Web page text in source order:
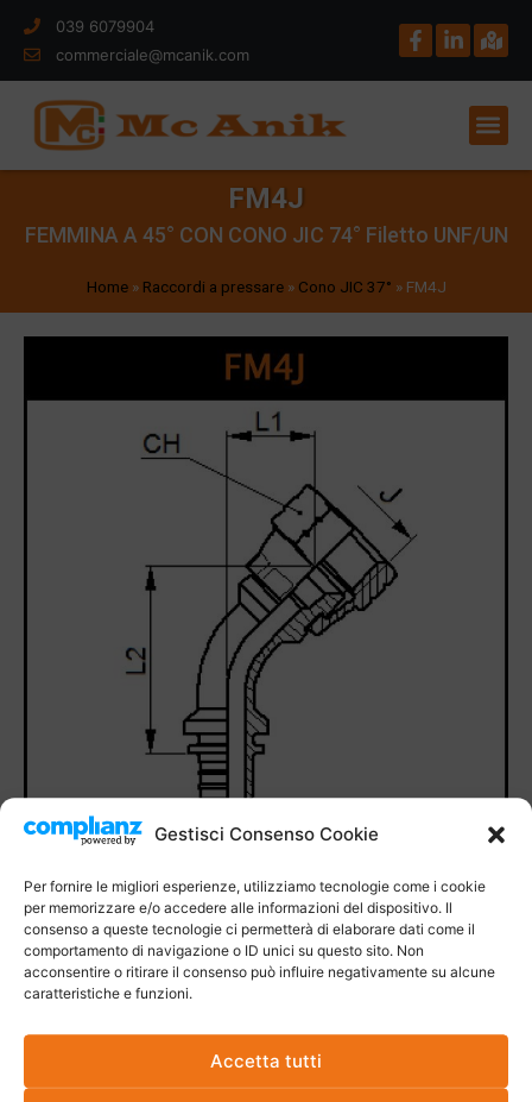
Gestisci Consenso Cookie
Per fornire le migliori esperienze, utilizziamo tecnologie come i cookie
per memorizzare e/o accedere alle informazioni del dispositivo. Il
consenso a queste tecnologie ci permetterà di elaborare dati come il
comportamento di navigazione o ID unici su questo sito. Non
acconsentire o ritirare il consenso può influire negativamente su alcune
caratteristiche e funzioni.
Accetta tutti
039 6079904
commerciale@mcanik.com
FM4J
FEMMINA A 45° CON CONO JIC 74° Filetto UNF/UN
Home» Raccordi a pressare» Cono JIC 37° » FM4J